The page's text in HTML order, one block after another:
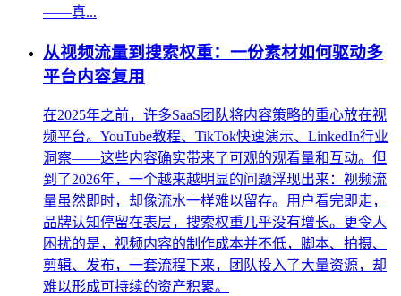
——真...
从视频流量到搜索权重：一份素材如何驱动多
平台内容复用
在2025年之前，许多SaaS团队将内容策略的重心放在视
频平台。YouTube教程、TikTok快速演示、LinkedIn行业
洞察——这些内容确实带来了可观的观看量和互动。但
到了2026年，一个越来越明显的问题浮现出来：视频流
量虽然即时，却像流水一样难以留存。用户看完即走，
品牌认知停留在表层，搜索权重几乎没有增长。更令人
困扰的是，视频内容的制作成本并不低，脚本、拍摄、
剪辑、发布，一套流程下来，团队投入了大量资源，却
难以形成可持续的资产积累。